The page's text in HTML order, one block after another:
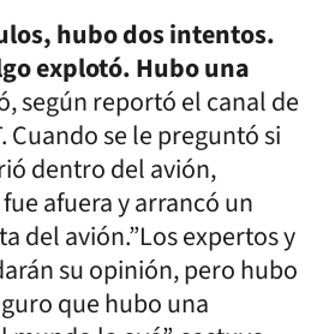
hubo dos intentos.
explotó. Hubo una
según reportó el canal de
Cuando se le preguntó si
dentro del avión,
afuera y arrancó un
del avión.”Los expertos y
su opinión, pero hubo
que hubo una